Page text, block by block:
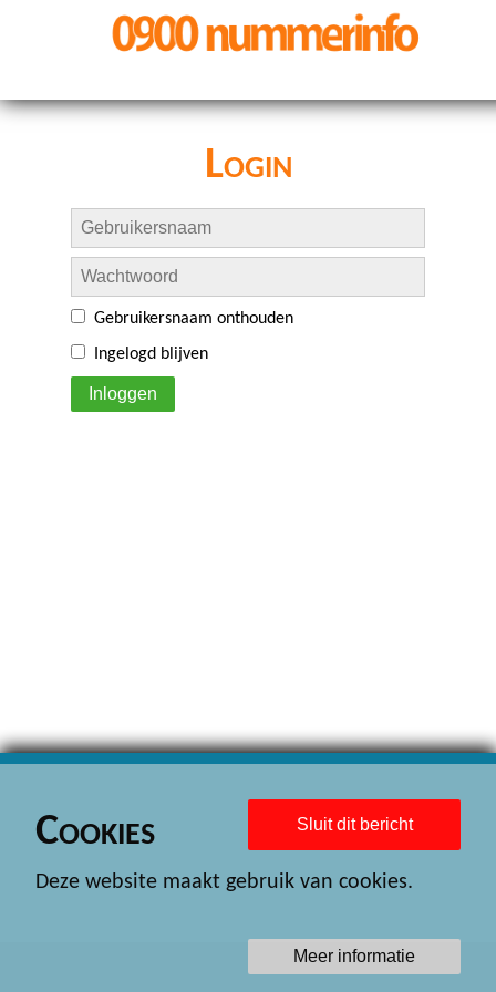
Login
Gebruikersnaam onthouden
Ingelogd blijven
Inloggen
Sluit dit bericht
Cookies
Deze website maakt gebruik van cookies.
Meer informatie